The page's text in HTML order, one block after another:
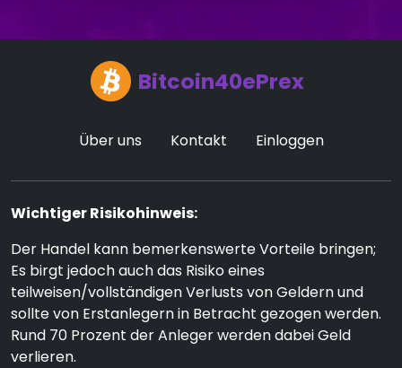
Bitcoin40ePrex
Über uns Kontakt Einloggen
Wichtiger Risikohinweis:
Der Handel kann bemerkenswerte Vorteile bringen;
Es birgt jedoch auch das Risiko eines
teilweisen/vollständigen Verlusts von Geldern und
sollte von Erstanlegern in Betracht gezogen werden.
Rund 70 Prozent der Anleger werden dabei Geld
verlieren.